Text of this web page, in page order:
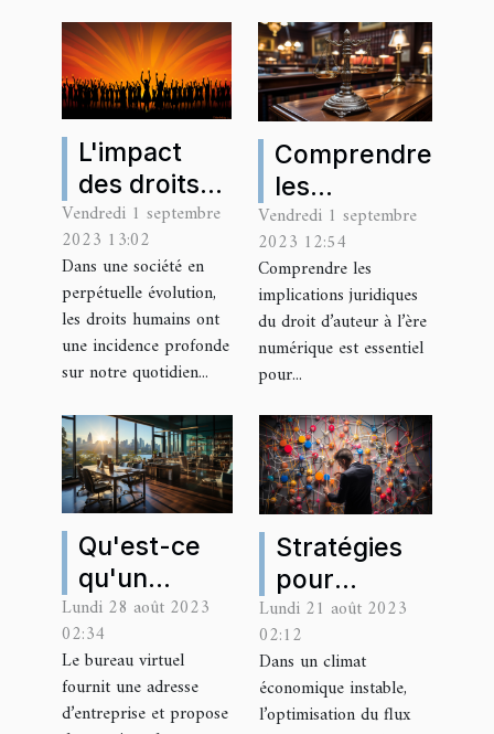
L'impact
des droits
humains sur
notre
quotidien
Vendredi 1 septembre
2023 13:02
Dans une société en
perpétuelle évolution,
les droits humains ont
une incidence profonde
sur notre quotidien...
Comprendre
les
implications
juridiques du
droit
d'auteur
dans l'ère
digitale
Vendredi 1 septembre
2023 12:54
Comprendre les
implications juridiques
du droit d’auteur à l’ère
numérique est essentiel
pour...
Qu'est-ce
qu'un
bureau
virtuel :
comment ça
marche et
Lundi 28 août 2023
02:34
Le bureau virtuel
fournit une adresse
d’entreprise et propose
Stratégies
pour
optimiser le
flux des
affaires en
période
Lundi 21 août 2023
02:12
Dans un climat
économique instable,
l’optimisation du flux